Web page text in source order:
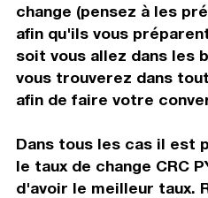
change (pensez à les
afin qu'ils vous
soit vous allez dans les
vous trouverez dans
afin de faire votre
Dans tous les cas il est
le taux de change CRC
d'avoir le meilleur taux.